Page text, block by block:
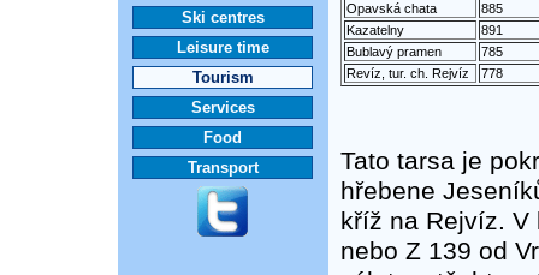
Ski centres
Leisure time
Tourism
Services
Food
Transport
Opavská chata
885
Kazatelny
891
Bublavý pramen
785
Revíz, tur. ch. Rejvíz
778
Tato tarsa je
hřebene
kříž na Rejvíz. V
nebo Z 139 od